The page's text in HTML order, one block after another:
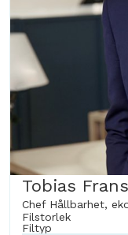
Tobias
Chef Hållbarhet,
Filstorlek
Filtyp